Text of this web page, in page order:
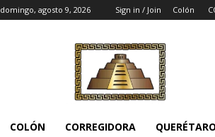
domingo, agosto 9, 2026 Sign in / Join Colón
Noticias
del
Pueblito
COLÓN CORREGIDORA QUERÉTARO